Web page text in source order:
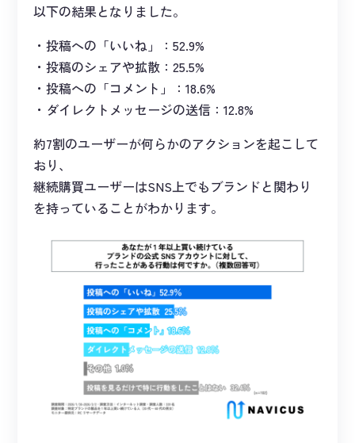
以下の結果となりました。
投稿への「いいね」：52.9%
投稿のシェアや拡散：25.5%
投稿への「コメント」：18.6%
ダイレクトメッセージの送信：12.8%
約7割のユーザーが何らかのアクションを起こして
おり、
継続購買ユーザーはSNS上でもブランドと関わり
を持っていることがわかります。